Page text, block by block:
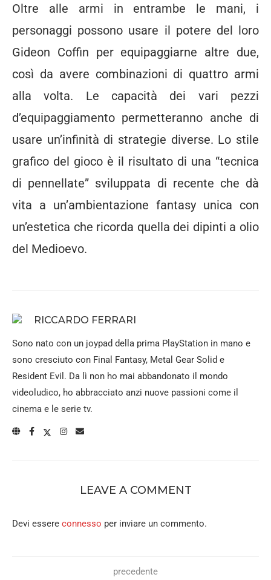
Oltre alle armi in entrambe le mani, i
personaggi possono usare il potere del loro
Gideon Coffin per equipaggiarne altre due,
così da avere combinazioni di quattro armi
alla volta. Le capacità dei vari pezzi
d’equipaggiamento permetteranno anche di
usare un’infinità di strategie diverse. Lo stile
grafico del gioco è il risultato di una “tecnica
di pennellate” sviluppata di recente che dà
vita a un’ambientazione fantasy unica con
un’estetica che ricorda quella dei dipinti a olio
del Medioevo.
RICCARDO FERRARI
Sono nato con un joypad della prima PlayStation in mano e
sono cresciuto con Final Fantasy, Metal Gear Solid e
Resident Evil. Da lì non ho mai abbandonato il mondo
videoludico, ho abbracciato anzi nuove passioni come il
cinema e le serie tv.
LEAVE A COMMENT
Devi essere connesso per inviare un commento.
precedente